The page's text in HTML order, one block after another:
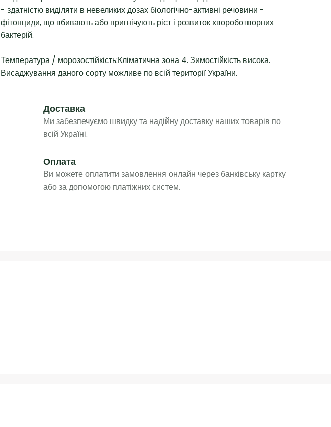
- здатністю виділяти в невеликих дозах біологічно-активні речовини -
фітонциди, що вбивають або пригнічують ріст і розвиток хвороботворних
бактерій.
Температура / морозостійкість:Кліматична зона 4. Зимостійкість висока.
Висаджування даного сорту можливе по всій території України.
Доставка
Ми забезпечуємо швидку та надійну доставку наших товарів по
всій Україні.
Оплата
Ви можете оплатити замовлення онлайн через банківську картку
або за допомогою платіжних систем.